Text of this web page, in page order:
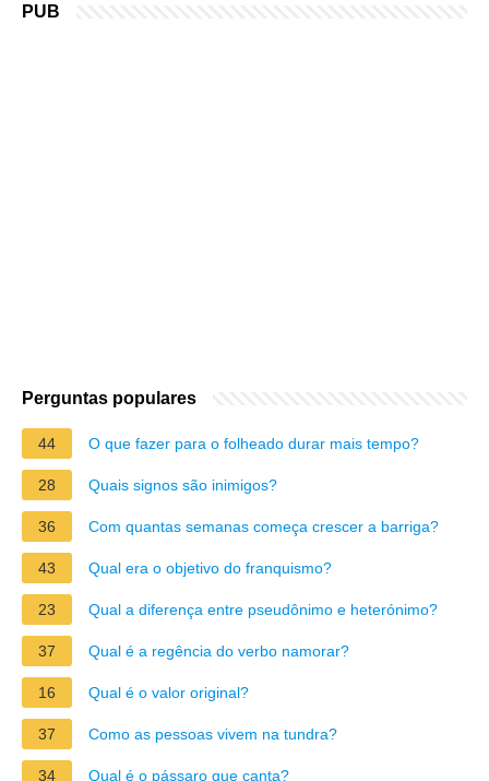
PUB
Perguntas populares
44 O que fazer para o folheado durar mais tempo?
28 Quais signos são inimigos?
36 Com quantas semanas começa crescer a barriga?
43 Qual era o objetivo do franquismo?
23 Qual a diferença entre pseudônimo e heterónimo?
37 Qual é a regência do verbo namorar?
16 Qual é o valor original?
37 Como as pessoas vivem na tundra?
34 Qual é o pássaro que canta?